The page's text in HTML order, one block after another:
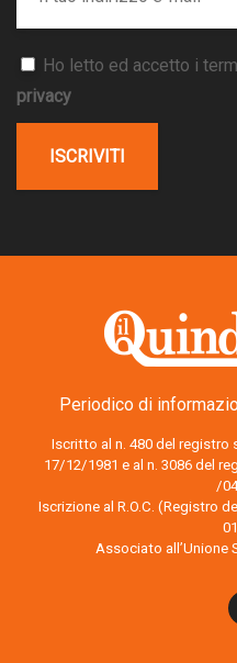
Ho letto ed accetto i
privacy
Periodico di
Iscritto al n. 480 del registro
17/12/1981 e al n. 3086 del
/
Iscrizione al R.O.C. (Registro
Associato all’Unione